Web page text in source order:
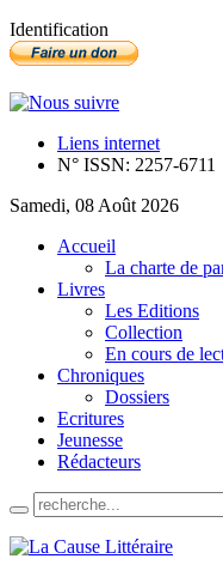
Identification
Liens internet
N° ISSN: 2257-6711
Samedi, 08 Août 2026
Accueil
La charte de
Livres
Les Editions
Collection
En cours de
Chroniques
Dossiers
Ecritures
Jeunesse
Rédacteurs